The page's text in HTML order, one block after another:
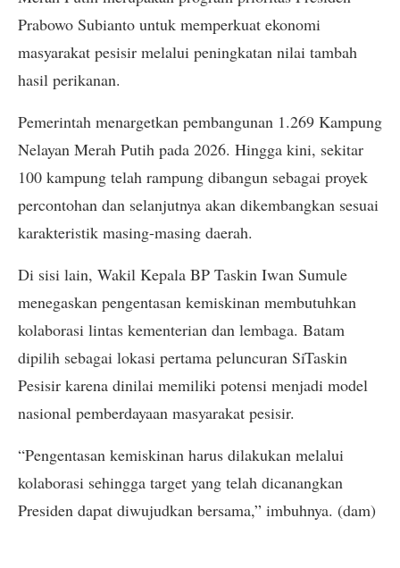
Prabowo Subianto untuk memperkuat ekonomi
masyarakat pesisir melalui peningkatan nilai tambah
hasil perikanan.
Pemerintah menargetkan pembangunan 1.269 Kampung
Nelayan Merah Putih pada 2026. Hingga kini, sekitar
100 kampung telah rampung dibangun sebagai proyek
percontohan dan selanjutnya akan dikembangkan sesuai
karakteristik masing-masing daerah.
Di sisi lain, Wakil Kepala BP Taskin Iwan Sumule
menegaskan pengentasan kemiskinan membutuhkan
kolaborasi lintas kementerian dan lembaga. Batam
dipilih sebagai lokasi pertama peluncuran SiTaskin
Pesisir karena dinilai memiliki potensi menjadi model
nasional pemberdayaan masyarakat pesisir.
“Pengentasan kemiskinan harus dilakukan melalui
kolaborasi sehingga target yang telah dicanangkan
Presiden dapat diwujudkan bersama,” imbuhnya. (dam)